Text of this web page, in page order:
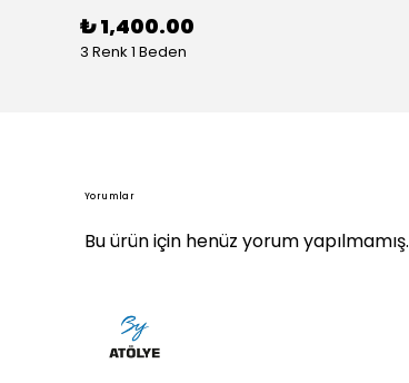
₺ 1,400.00
3 Renk 1 Beden
Yorumlar
Bu ürün için henüz yorum yapılmamış.